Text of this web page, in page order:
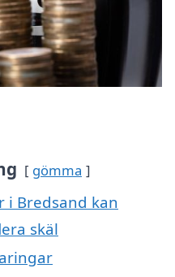
gömma
i Bredsand kan
skäl